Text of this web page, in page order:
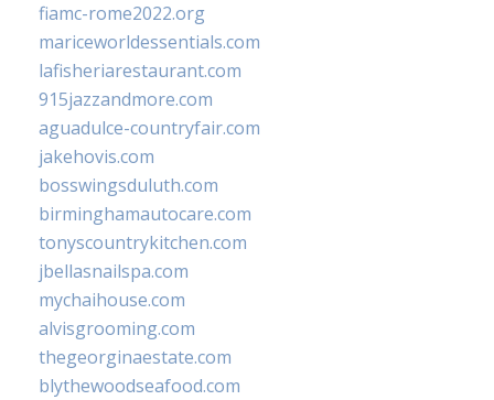
fiamc-rome2022.org
mariceworldessentials.com
lafisheriarestaurant.com
915jazzandmore.com
aguadulce-countryfair.com
jakehovis.com
bosswingsduluth.com
birminghamautocare.com
tonyscountrykitchen.com
jbellasnailspa.com
mychaihouse.com
alvisgrooming.com
thegeorginaestate.com
blythewoodseafood.com